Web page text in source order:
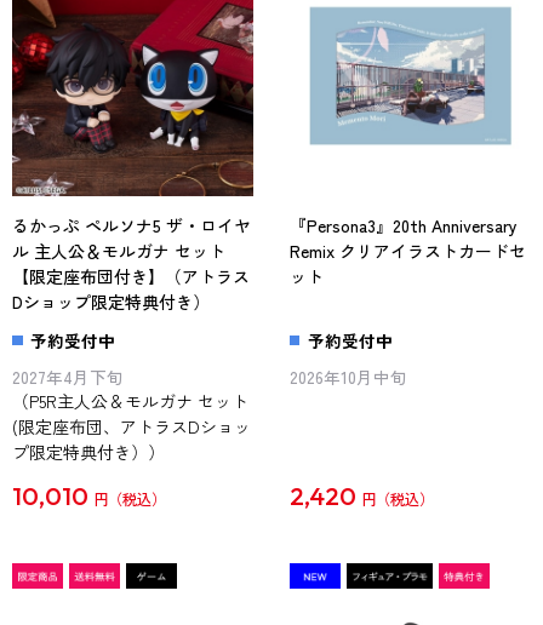
るかっぷ ペルソナ5 ザ・ロイヤ
ル 主人公＆モルガナ セット
【限定座布団付き】（アトラス
Dショップ限定特典付き）
予約受付中
2027年4月下旬
（P5R主人公＆モルガナ セット
(限定座布団、アトラスDショッ
プ限定特典付き））
10,010 円
『Persona3』20th Anniversary
Remix クリアイラストカードセ
ット
予約受付中
2026年10月中旬
2,420 円